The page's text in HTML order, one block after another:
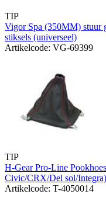
TIP
Vigor Spa (350MM) stuur
stiksels (universeel)
Artikelcode: VG-69399
TIP
H-Gear Pro-Line
Civic/CRX/Del sol/Integra)
Artikelcode: T-4050014